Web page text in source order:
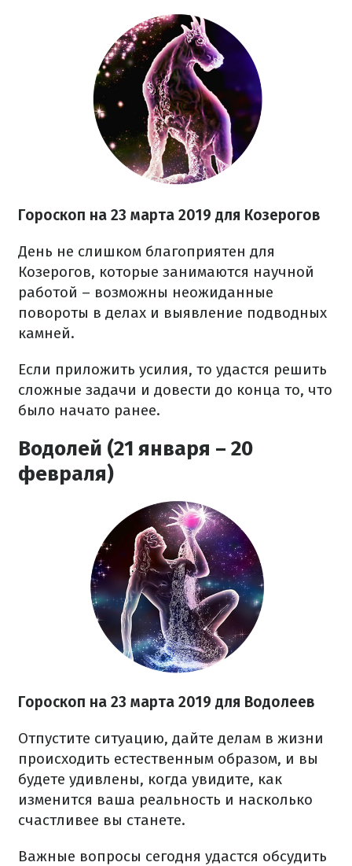
Гороскоп на 23 марта 2019 для Козерогов
День не слишком благоприятен для
Козерогов, которые занимаются научной
работой – возможны неожиданные
повороты в делах и выявление подводных
камней.
Если приложить усилия, то удастся решить
сложные задачи и довести до конца то, что
было начато ранее.
Водолей (21 января – 20
февраля)
Гороскоп на 23 марта 2019 для Водолеев
Отпустите ситуацию, дайте делам в жизни
происходить естественным образом, и вы
будете удивлены, когда увидите, как
изменится ваша реальность и насколько
счастливее вы станете.
Важные вопросы сегодня удастся обсудить